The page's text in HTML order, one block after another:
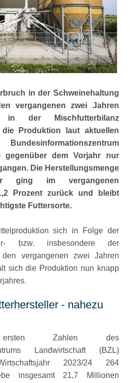
in der Schweinehaltung
vergangenen zwei Jahren
in der Mischfutterbilanz
Produktion laut aktuellen
gegenüber dem Vorjahr nur
Die Herstellungsmenge
ging im vergangenen
Prozent zurück und bleibt
Futtersorte.
sich in Folge der
bzw. insbesondere der
vergangenen zwei Jahren
sich die Produktion nun knapp
- nahezu
Zahlen des
Landwirtschaft (BZL)
2023/24 264
insgesamt 21,7 Millionen